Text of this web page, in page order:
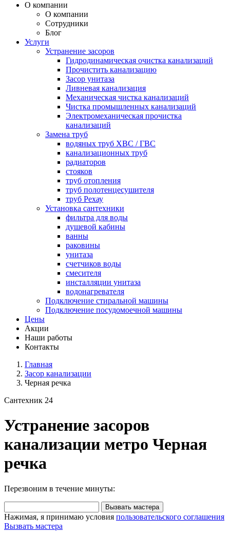
О компании
О компании
Сотрудники
Блог
Услуги
Устранение засоров
Гидродинамическая очистка канализаций
Прочистить канализацию
Засор унитаза
Ливневая канализация
Механическая чистка канализаций
Чистка промышленных канализаций
Электромеханическая прочистка
канализаций
Замена труб
водяных труб ХВС / ГВС
канализационных труб
радиаторов
стояков
труб отопления
труб полотенцесушителя
труб Рехау
Установка сантехники
фильтра для воды
душевой кабины
ванны
раковины
унитаза
счетчиков воды
смесителя
инсталляции унитаза
водонагревателя
Подключение стиральной машины
Подключение посудомоечной машины
Цены
Акции
Наши работы
Контакты
Главная
Засор канализации
Черная речка
Сантехник 24
Устранение засоров
канализации метро Черная
речка
Перезвоним в течение минуты:
Вызвать мастера
Нажимая, я принимаю условия пользовательского соглашения
Вызвать мастера